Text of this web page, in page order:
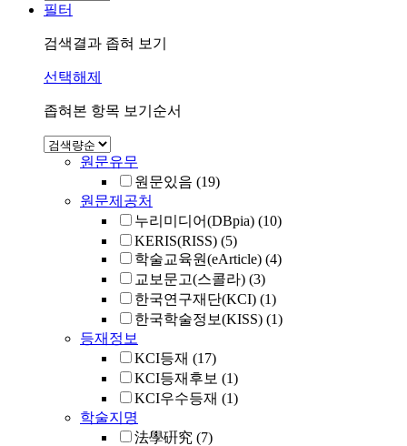
필터
검색결과 좁혀 보기
선택해제
좁혀본 항목 보기순서
원문유무
원문있음 (19)
원문제공처
누리미디어(DBpia) (10)
KERIS(RISS) (5)
학술교육원(eArticle) (4)
교보문고(스콜라) (3)
한국연구재단(KCI) (1)
한국학술정보(KISS) (1)
등재정보
KCI등재 (17)
KCI등재후보 (1)
KCI우수등재 (1)
학술지명
法學硏究 (7)